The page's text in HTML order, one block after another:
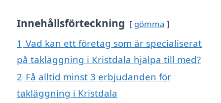
Innehållsförteckning gömma
1 Vad kan ett företag som är specialiserat
på takläggning i Kristdala hjälpa till med?
2 Få alltid minst 3 erbjudanden för
takläggning i Kristdala